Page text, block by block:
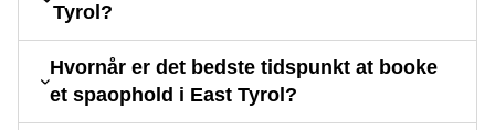
Tyrol?
Hvornår er det bedste tidspunkt at booke
et spaophold i East Tyrol?